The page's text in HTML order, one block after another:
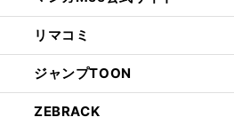
リマコミ
ジャンプTOON
ZEBRACK